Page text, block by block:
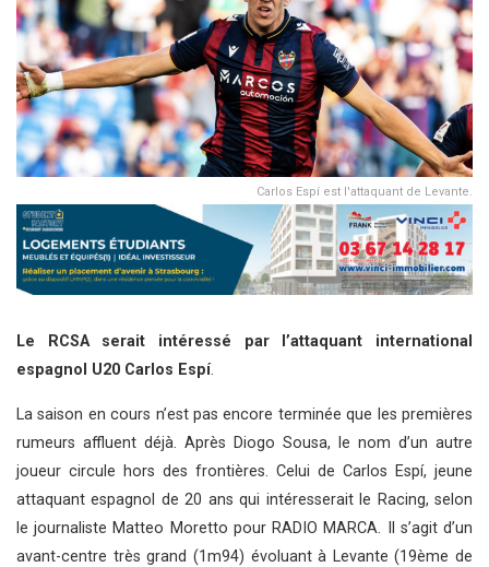
Carlos Espí est l'attaquant de Levante.
Le RCSA serait intéressé par l’attaquant international
espagnol U20 Carlos Espí.
La saison en cours n’est pas encore terminée que les premières
rumeurs affluent déjà. Après Diogo Sousa, le nom d’un autre
joueur circule hors des frontières. Celui de Carlos Espí, jeune
attaquant espagnol de 20 ans qui intéresserait le Racing, selon
le journaliste Matteo Moretto pour RADIO MARCA. Il s’agit d’un
avant-centre très grand (1m94) évoluant à Levante (19ème de